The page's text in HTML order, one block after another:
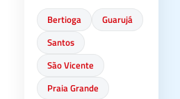
Bertioga
Guarujá
Santos
São Vicente
Praia Grande